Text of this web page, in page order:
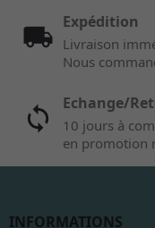
Expédition
Livraison
Nous
Echange/
10 jours à
en promotion
INFORMATIONS